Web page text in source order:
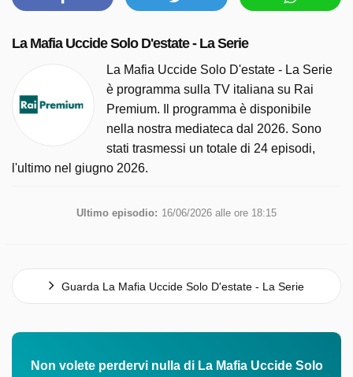
La Mafia Uccide Solo D'estate - La Serie
La Mafia Uccide Solo D'estate - La Serie
è programma sulla TV italiana su Rai
Premium. Il programma è disponibile
nella nostra mediateca dal 2026. Sono
stati trasmessi un totale di 24 episodi,
l'ultimo nel giugno 2026.
Ultimo episodio: 16/06/2026 alle ore 18:15
Guarda La Mafia Uccide Solo D'estate - La Serie
Non volete perdervi nulla di La Mafia Uccide Solo